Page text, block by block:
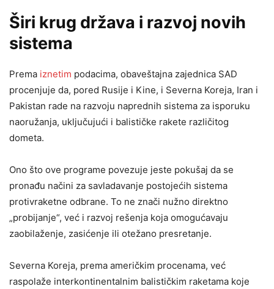
Širi krug država i razvoj novih
sistema
Prema iznetim podacima, obaveštajna zajednica SAD
procenjuje da, pored Rusije i Kine, i Severna Koreja, Iran i
Pakistan rade na razvoju naprednih sistema za isporuku
naoružanja, uključujući i balističke rakete različitog
dometa.
Ono što ove programe povezuje jeste pokušaj da se
pronađu načini za savladavanje postojećih sistema
protivraketne odbrane. To ne znači nužno direktno
„probijanje“, već i razvoj rešenja koja omogućavaju
zaobilaženje, zasićenje ili otežano presretanje.
Severna Koreja, prema američkim procenama, već
raspolaže interkontinentalnim balističkim raketama koje